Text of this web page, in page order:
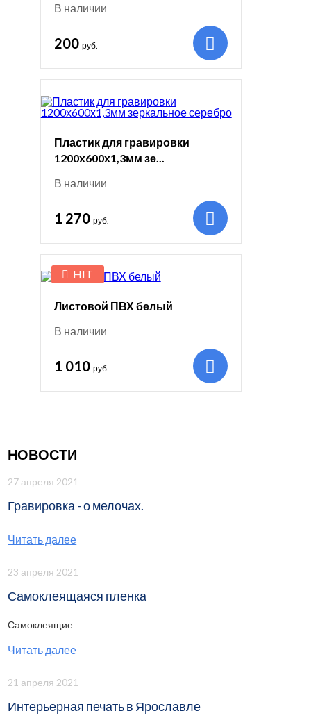
В наличии
200 руб.
Пластик для гравировки
1200х600х1,3мм зе...
В наличии
1 270 руб.
HIT
Листовой ПВХ белый
В наличии
1 010 руб.
НОВОСТИ
27 апреля 2021
Гравировка - о мелочах.
Читать далее
23 апреля 2021
Самоклеящаяся пленка
Самоклеящие...
Читать далее
21 апреля 2021
Интерьерная печать в Ярославле